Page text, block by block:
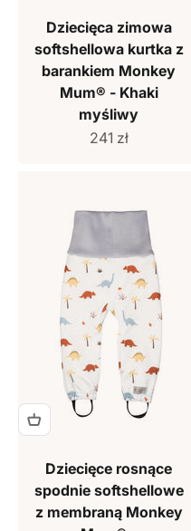
Dziecięca zimowa
softshellowa kurtka z
barankiem Monkey
Mum® - Khaki
myśliwy
Cena sprzedaży
241 zł
Dziecięce rosnące
spodnie softshellowe
z membraną Monkey